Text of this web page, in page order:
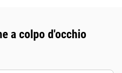
a colpo d'occhio